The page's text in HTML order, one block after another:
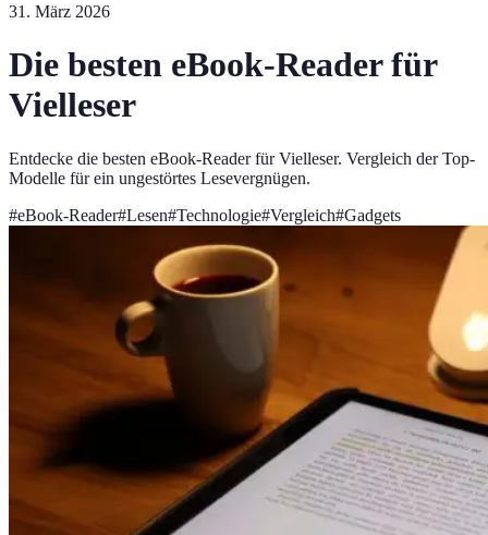
31. März 2026
Die besten eBook-Reader für
Vielleser
Entdecke die besten eBook-Reader für Vielleser. Vergleich der Top-
Modelle für ein ungestörtes Lesevergnügen.
#eBook-Reader#Lesen#Technologie#Vergleich#Gadgets